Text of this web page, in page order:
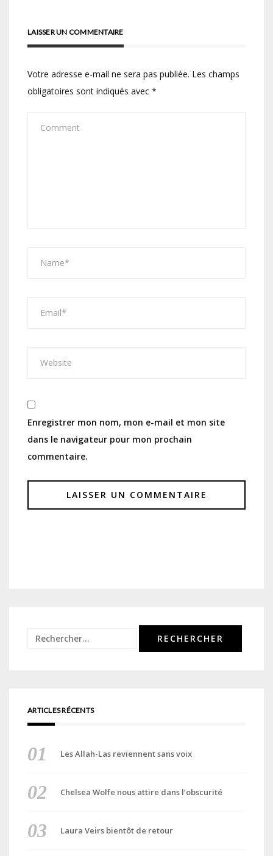
LAISSER UN COMMENTAIRE
Votre adresse e-mail ne sera pas publiée. Les champs
obligatoires sont indiqués avec *
Enregistrer mon nom, mon e-mail et mon site
dans le navigateur pour mon prochain
commentaire.
Rechercher :
ARTICLES RÉCENTS
Les Allah-Las reviennent sans voix
Chelsea Wolfe nous attire dans l’obscurité
Laura Veirs bientôt de retour